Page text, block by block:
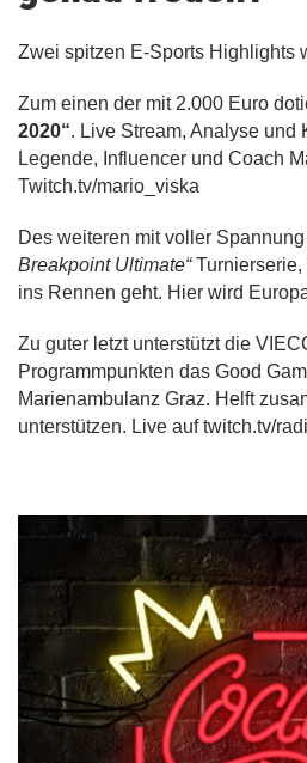
Zwei spitzen E-Sports Highlights
Zum einen der mit 2.000 Euro
2020“. Live Stream, Analyse und
Legende, Influencer und Coach
Twitch.tv/mario_viska
Des weiteren mit voller
Breakpoint Ultimate“Turnierserie,
ins Rennen geht. Hier wird
Zu guter letzt unterstützt die
Programmpunkten das Good
Marienambulanz Graz. Helft
unterstützen. Live auf twitch.tv/